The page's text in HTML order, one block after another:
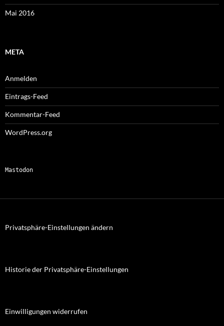
Mai 2016
META
Anmelden
Eintrags-Feed
Kommentar-Feed
WordPress.org
Mastodon
Privatsphäre-Einstellungen ändern
Historie der Privatsphäre-Einstellungen
Einwilligungen widerrufen